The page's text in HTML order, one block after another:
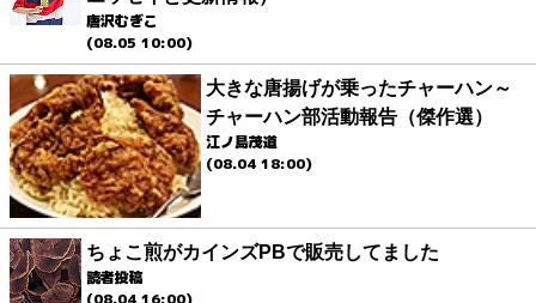
唐沢むぎこ
(08.05 10:00)
大きな唐揚げが乗ったチャーハン～
チャーハン部活動報告（傑作選）
江ノ島茂道
(08.04 18:00)
ちょこ煎がカインズPBで販売してました
読者投稿